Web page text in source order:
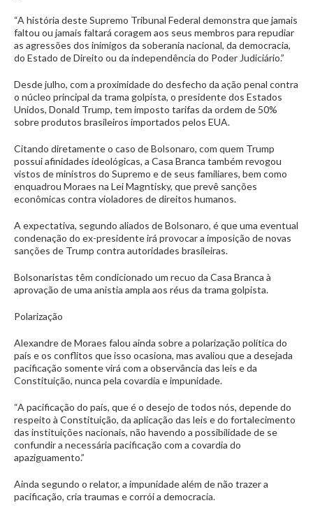
“A história deste Supremo Tribunal Federal demonstra que jamais
faltou ou jamais faltará coragem aos seus membros para repudiar
as agressões dos inimigos da soberania nacional, da democracia,
do Estado de Direito ou da independência do Poder Judiciário.”
Desde julho, com a proximidade do desfecho da ação penal contra
o núcleo principal da trama golpista, o presidente dos Estados
Unidos, Donald Trump, tem imposto tarifas da ordem de 50%
sobre produtos brasileiros importados pelos EUA.
Citando diretamente o caso de Bolsonaro, com quem Trump
possui afinidades ideológicas, a Casa Branca também revogou
vistos de ministros do Supremo e de seus familiares, bem como
enquadrou Moraes na Lei Magntisky, que prevê sanções
econômicas contra violadores de direitos humanos.
A expectativa, segundo aliados de Bolsonaro, é que uma eventual
condenação do ex-presidente irá provocar a imposição de novas
sanções de Trump contra autoridades brasileiras.
Bolsonaristas têm condicionado um recuo da Casa Branca à
aprovação de uma anistia ampla aos réus da trama golpista.
Polarização
Alexandre de Moraes falou ainda sobre a polarização política do
país e os conflitos que isso ocasiona, mas avaliou que a desejada
pacificação somente virá com a observância das leis e da
Constituição, nunca pela covardia e impunidade.
“A pacificação do país, que é o desejo de todos nós, depende do
respeito à Constituição, da aplicação das leis e do fortalecimento
das instituições nacionais, não havendo a possibilidade de se
confundir a necessária pacificação com a covardia do
apaziguamento.”
Ainda segundo o relator, a impunidade além de não trazer a
pacificação, cria traumas e corrói a democracia.